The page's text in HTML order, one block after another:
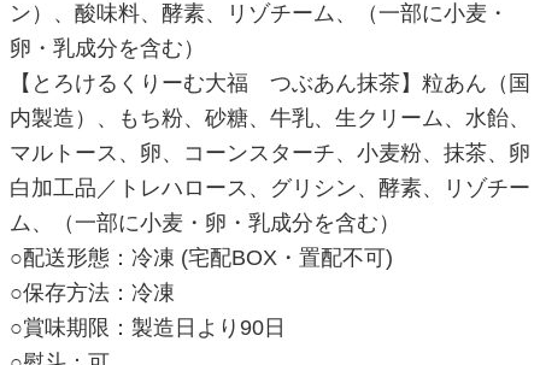
ン）、酸味料、酵素、リゾチーム、（一部に小麦・
卵・乳成分を含む）
【とろけるくりーむ大福 つぶあん抹茶】粒あん（国
内製造）、もち粉、砂糖、牛乳、生クリーム、水飴、
マルトース、卵、コーンスターチ、小麦粉、抹茶、卵
白加工品／トレハロース、グリシン、酵素、リゾチー
ム、（一部に小麦・卵・乳成分を含む）
○配送形態：冷凍 (宅配BOX・置配不可)
○保存方法：冷凍
○賞味期限：製造日より90日